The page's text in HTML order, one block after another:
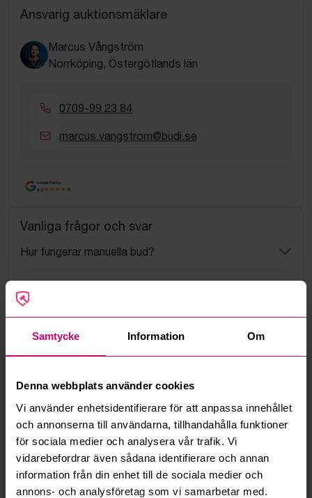
Samtycke Information Om
Denna webbplats använder cookies
Vi använder enhetsidentifierare för att anpassa innehållet
och annonserna till användarna, tillhandahålla funktioner
för sociala medier och analysera vår trafik. Vi
vidarebefordrar även sådana identifierare och annan
information från din enhet till de sociala medier och
annons- och analysföretag som vi samarbetar med.
Ansvarig auktionsmäklare
Marcus Vångström
Norrköping, Östergötlands län
0709-99 23 84
marcus.vangstrom@budi.se
Google Rating
4.5
Vanliga frågor och svar
Hur fungerar manuella bud?
Vad innebär serviceavgift?
Kan jag ångra ett bud?
Kan ni frakta mina vunna objekt?